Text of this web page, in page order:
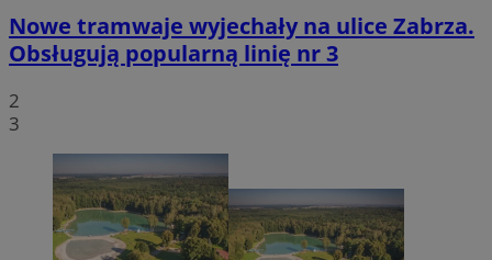
Nowe tramwaje wyjechały na ulice Zabrza.
Obsługują popularną linię nr 3
2
3